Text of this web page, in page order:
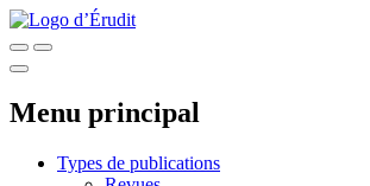
Menu principal
Types de publications